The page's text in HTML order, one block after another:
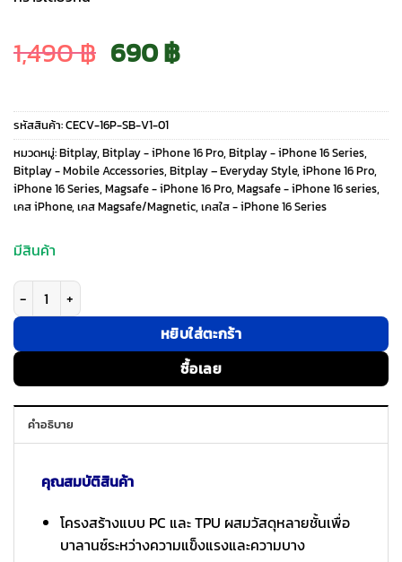
1,490฿ Original
price
was:
1,490 ฿.
690฿Current
price
is:
690 ฿.
รหัสสินค้า:CECV-16P-SB-V1-01
หมวดหมู่:Bitplay, Bitplay - iPhone 16 Pro, Bitplay - iPhone 16 Series,
Bitplay - Mobile Accessories, Bitplay – Everyday Style, iPhone 16 Pro,
iPhone 16 Series, Magsafe - iPhone 16 Pro, Magsafe - iPhone 16 series,
เคส iPhone, เคส Magsafe/Magnetic, เคสใส - iPhone 16 Series
มีสินค้า
จำนวน Bitplay รุ่น Wander Case (Crystal) - เคส iPhone 16 Pro - สี Sky
หยิบใส่ตะกร้า
ซื้อเลย
คำอธิบาย
คุณสมบัติสินค้า
โครงสร้างแบบ PC และ TPU ผสมวัสดุหลายชั้นเพื่อ
บาลานซ์ระหว่างความแข็งแรงและความบาง